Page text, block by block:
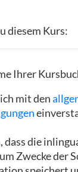
diesem Kurs:
Ihrer
mit den
dass die
Zwecke der